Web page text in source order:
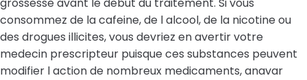
grossesse avant le debut du traitement. Si vous
consommez de la cafeine, de l alcool, de la nicotine ou
des drogues illicites, vous devriez en avertir votre
medecin prescripteur puisque ces substances peuvent
modifier l action de nombreux medicaments, anavar